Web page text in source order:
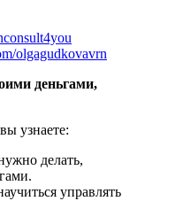
olgagudkovavrn
деньгами,
узнаете:
делать,
управлять